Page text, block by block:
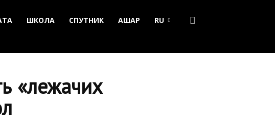
ШКОЛА СПУТНИК АШАР RU
«лежачих